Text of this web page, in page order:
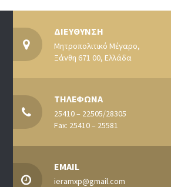
ΔΙΕΥΘΥΝΣΗ
Μητροπολιτικό Μέγαρο,
Ξάνθη 671 00, Ελλάδα
ΤΗΛΕΦΩΝΑ
25410 – 22505/28305
Fax: 25410 – 25581
EMAIL
ieramxp@gmail.com